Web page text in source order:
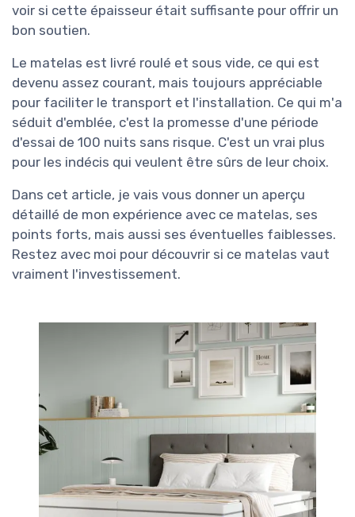
voir si cette épaisseur était suffisante pour offrir un
bon soutien.
Le matelas est livré roulé et sous vide, ce qui est
devenu assez courant, mais toujours appréciable
pour faciliter le transport et l'installation. Ce qui m'a
séduit d'emblée, c'est la promesse d'une période
d'essai de 100 nuits sans risque. C'est un vrai plus
pour les indécis qui veulent être sûrs de leur choix.
Dans cet article, je vais vous donner un aperçu
détaillé de mon expérience avec ce matelas, ses
points forts, mais aussi ses éventuelles faiblesses.
Restez avec moi pour découvrir si ce matelas vaut
vraiment l'investissement.